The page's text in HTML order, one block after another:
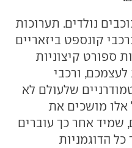
נולדים. תערוכות
קונספט ביזאריים
ספורט קיצוניות
ורכבי
שלעולם לא
אלו מושכים את
שמיד אחר כך עוברים
הדוגמניות